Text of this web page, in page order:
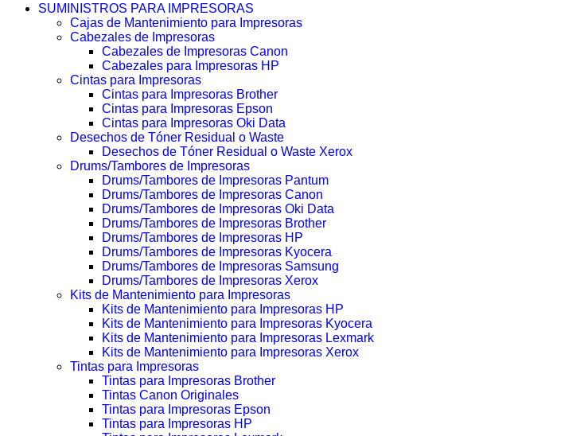
SUMINISTROS PARA IMPRESORAS
Cajas de Mantenimiento para Impresoras
Cabezales de Impresoras
Cabezales de Impresoras Canon
Cabezales para Impresoras HP
Cintas para Impresoras
Cintas para Impresoras Brother
Cintas para Impresoras Epson
Cintas para Impresoras Oki Data
Desechos de Tóner Residual o Waste
Desechos de Tóner Residual o Waste Xerox
Drums/Tambores de Impresoras
Drums/Tambores de Impresoras Pantum
Drums/Tambores de Impresoras Canon
Drums/Tambores de Impresoras Oki Data
Drums/Tambores de Impresoras Brother
Drums/Tambores de Impresoras HP
Drums/Tambores de Impresoras Kyocera
Drums/Tambores de Impresoras Samsung
Drums/Tambores de Impresoras Xerox
Kits de Mantenimiento para Impresoras
Kits de Mantenimiento para Impresoras HP
Kits de Mantenimiento para Impresoras Kyocera
Kits de Mantenimiento para Impresoras Lexmark
Kits de Mantenimiento para Impresoras Xerox
Tintas para Impresoras
Tintas para Impresoras Brother
Tintas Canon Originales
Tintas para Impresoras Epson
Tintas para Impresoras HP